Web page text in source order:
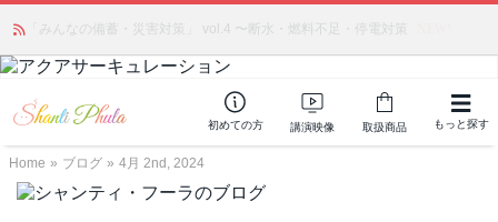
「みんなの備蓄・災害対策」 vol.4 〜断水・燃料不足・停電対策
かつて愛されていた人気商品が復活！夏場に活躍するジェルクリーム「アク
アサーキュレーション」💖🏖️ 8月末までの購入でポイント還元も✨
初めての方 講演映像 取扱商品 もっと探す
Home » ブログ » 4月 2nd, 2024